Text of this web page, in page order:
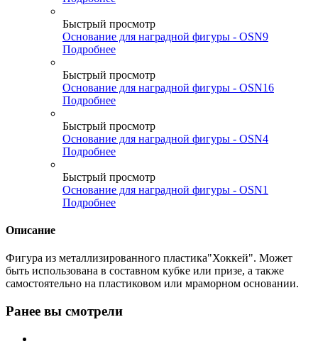
Быстрый просмотр
Основание для наградной фигуры - OSN9
Подробнее
Быстрый просмотр
Основание для наградной фигуры - OSN16
Подробнее
Быстрый просмотр
Основание для наградной фигуры - OSN4
Подробнее
Быстрый просмотр
Основание для наградной фигуры - OSN1
Подробнее
Описание
Фигура из металлизированного пластика"Хоккей". Может
быть использована в составном кубке или призе, а также
самостоятельно на пластиковом или мраморном основании.
Ранее вы смотрели